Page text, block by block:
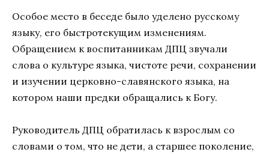
Особое место в беседе было уделено русскому
языку, его быстротекущим изменениям.
Обращением к воспитанникам ДПЦ звучали
слова о культуре языка, чистоте речи, сохранении
и изучении церковно-славянского языка, на
котором наши предки обращались к Богу.
Руководитель ДПЦ обратилась к взрослым со
словами о том, что не дети, а старшее поколение,